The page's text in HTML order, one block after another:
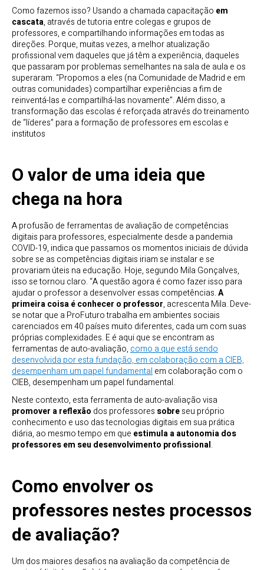
Como fazemos isso? Usando a chamada capacitação em
cascata, através de tutoria entre colegas e grupos de
professores, e compartilhando informações em todas as
direções. Porque, muitas vezes, a melhor atualização
profissional vem daqueles que já têm a experiência, daqueles
que passaram por problemas semelhantes na sala de aula e os
superaram. “Propomos a eles (na Comunidade de Madrid e em
outras comunidades) compartilhar experiências a fim de
reinventá-las e compartilhá-las novamente”. Além disso, a
transformação das escolas é reforçada através do treinamento
de “líderes” para a formação de professores em escolas e
institutos
O valor de uma ideia que
chega na hora
A profusão de ferramentas de avaliação de competências
digitais para professores, especialmente desde a pandemia
COVID-19, indica que passamos os momentos iniciais de dúvida
sobre se as competências digitais iriam se instalar e se
provariam úteis na educação. Hoje, segundo Mila Gonçalves,
isso se tornou claro. “A questão agora é como fazer isso para
ajudar o professor a desenvolver essas competências.A
primeira coisa é conhecer o professor, acrescenta Mila. Deve-
se notar que a ProFuturo trabalha em ambientes sociais
carenciados em 40 países muito diferentes, cada um com suas
próprias complexidades. E é aqui que se encontram as
ferramentas de auto-avaliação, como a que está sendo
desenvolvida por esta fundação, em colaboração com a CIEB,
desempenham um papel fundamental em colaboração com o
CIEB, desempenham um papel fundamental.
Neste contexto, esta ferramenta de auto-avaliação visa
promover a reflexão dos professores sobreseu próprio
conhecimento e uso das tecnologias digitais em sua prática
diária, ao mesmo tempo em que estimula a autonomia dos
professores em seu desenvolvimento profissional.
Como envolver os
professores nestes processos
de avaliação?
Um dos maiores desafios na avaliação da competência de